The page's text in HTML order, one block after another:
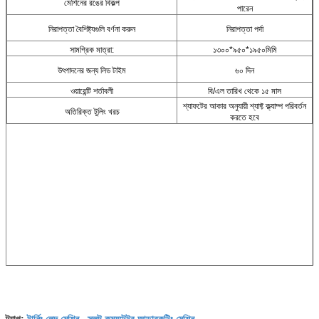
মেশিনের রঙের বিকল্প
পারেন
নিরাপত্তা বৈশিষ্ট্যগুলি বর্ণনা করুন নিরাপত্তা পর্দা
সামগ্রিক মাত্রা: ১৩০০*৯৫০*১৯৫০মিমি
উৎপাদনের জন্য লিড টাইম ৬০ দিন
ওয়ারেন্টি শর্তাবলী বি/এল তারিখ থেকে ১৫ মাস
অতিরিক্ত টুলিং খরচ
শ্যাফটের আকার অনুযায়ী শ্যাফ্ট ক্ল্যাম্প পরিবর্তন
করতে হবে